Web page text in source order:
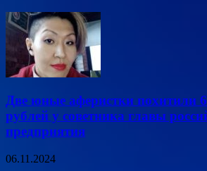
Две юные аферистки похитили
рублей у советника главы
предприятия
06.11.2024